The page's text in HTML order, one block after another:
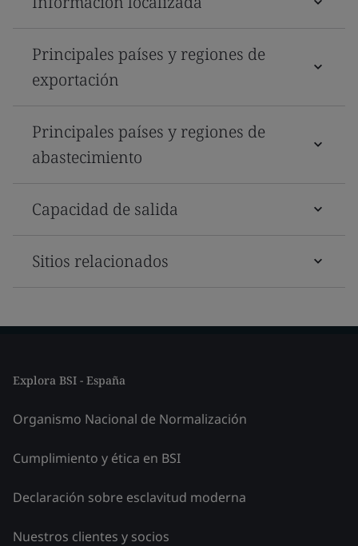
Principales países y regiones de
exportación
Principales países y regiones de
abastecimiento
Capacidad de salida
Sitios relacionados
Explora BSI - España
Organismo Nacional de Normalización
Cumplimiento y ética en BSI
Declaración sobre esclavitud moderna
Nuestros clientes y socios